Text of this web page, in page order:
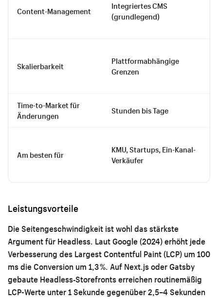
Content-Management
Integriertes CMS
(grundlegend)
Skalierbarkeit
Plattformabhängige
Grenzen
Time-to-Market für
Änderungen
Stunden bis Tage
Am besten für
KMU, Startups, Ein-Kanal-
Verkäufer
Leistungsvorteile
Die Seitengeschwindigkeit ist wohl das stärkste
Argument für Headless. Laut Google (2024) erhöht jede
Verbesserung des Largest Contentful Paint (LCP) um 100
ms die Conversion um 1,3 %. Auf Next.js oder Gatsby
gebaute Headless-Storefronts erreichen routinemäßig
LCP-Werte unter 1 Sekunde gegenüber 2,5–4 Sekunden